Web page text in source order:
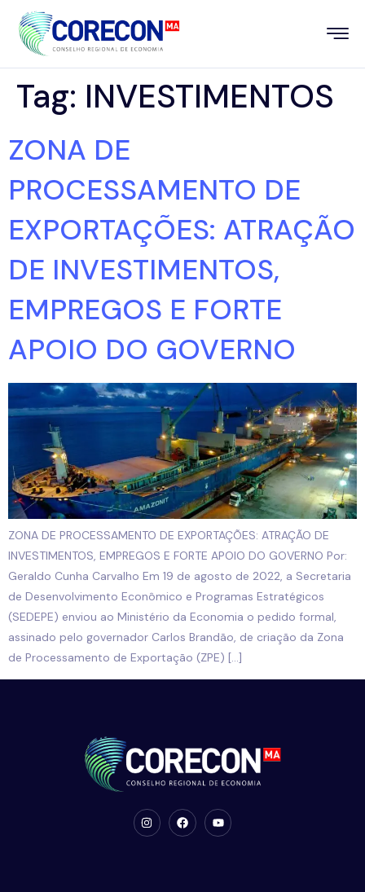
Tag: INVESTIMENTOS
ZONA DE
PROCESSAMENTO DE
EXPORTAÇÕES: ATRAÇÃO
DE INVESTIMENTOS,
EMPREGOS E FORTE
APOIO DO GOVERNO
ZONA DE PROCESSAMENTO DE EXPORTAÇÕES: ATRAÇÃO DE
INVESTIMENTOS, EMPREGOS E FORTE APOIO DO GOVERNO Por:
Geraldo Cunha Carvalho Em 19 de agosto de 2022, a Secretaria
de Desenvolvimento Econômico e Programas Estratégicos
(SEDEPE) enviou ao Ministério da Economia o pedido formal,
assinado pelo governador Carlos Brandão, de criação da Zona
de Processamento de Exportação (ZPE) […]